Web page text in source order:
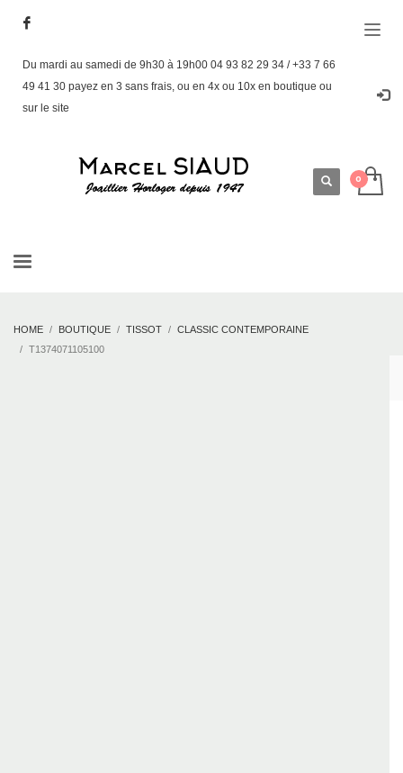
Du mardi au samedi de 9h30 à 19h00 04 93 82 29 34 / +33 7 66
49 41 30 payez en 3 sans frais, ou en 4x ou 10x en boutique ou
sur le site
HOME BOUTIQUE TISSOT
CLASSIC CONTEMPORAINE
T1374071105100